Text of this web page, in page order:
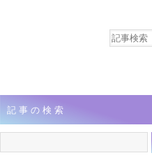
音楽
連載
フォ
記事の検索